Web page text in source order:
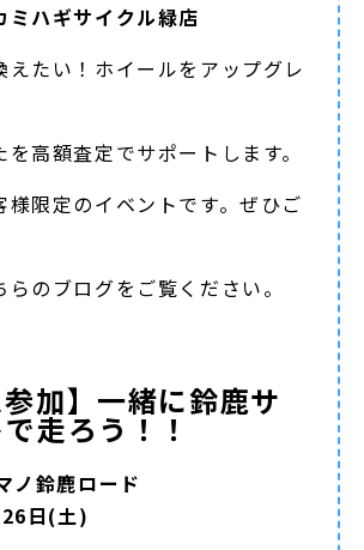
ミハギサイクル緑店
えたい！ホイールをアップグレ
高額査定でサポートします。
様限定のイベントです。ぜひご
らのブログをご覧ください。
参加】一緒に鈴鹿サ
走ろう！！
ノ鈴鹿ロード
日(土)